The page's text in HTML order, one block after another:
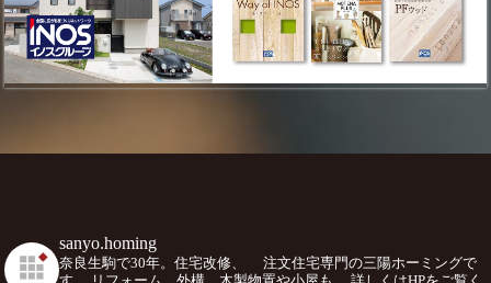
sanyo.homing
奈良生駒で30年。住宅改修、
注文住宅専門の三陽ホーミングで